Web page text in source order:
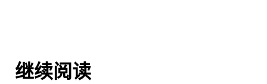
继续阅读